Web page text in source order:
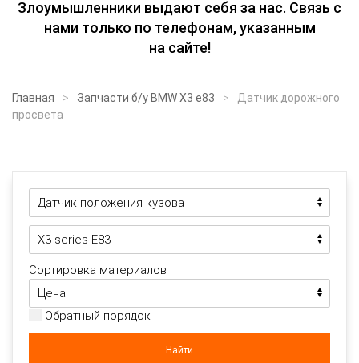
Злоумышленники выдают себя за нас. Связь с
нами только по телефонам, указанным
на сайте!
Главная Запчасти б/у BMW X3 e83
Датчик дорожного
просвета
Сортировка материалов
Обратный порядок